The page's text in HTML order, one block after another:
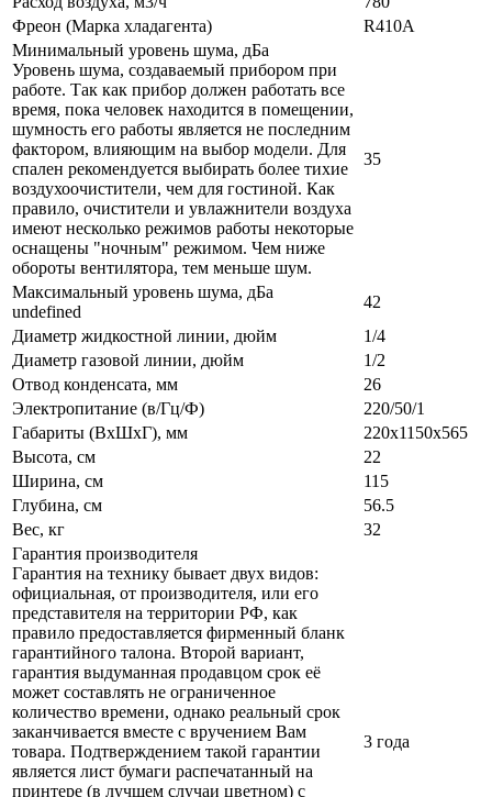
Фреон (Марка хладагента)
R410A
Минимальный уровень шума, дБа
Уровень шума, создаваемый прибором при
работе. Так как прибор должен работать все
время, пока человек находится в помещении,
шумность его работы является не последним
фактором, влияющим на выбор модели. Для
спален рекомендуется выбирать более тихие
воздухоочистители, чем для гостиной. Как
правило, очистители и увлажнители воздуха
имеют несколько режимов работы некоторые
оснащены "ночным" режимом. Чем ниже
обороты вентилятора, тем меньше шум.
35
Максимальный уровень шума, дБа
undefined
42
Диаметр жидкостной линии, дюйм
1/4
Диаметр газовой линии, дюйм
1/2
Отвод конденсата, мм
26
Электропитание (в/Гц/Ф)
220/50/1
Габариты (ВxШxГ), мм
220x1150x565
Высота, см
22
Ширина, см
115
Глубина, см
56.5
Вес, кг
32
Гарантия производителя
Гарантия на технику бывает двух видов:
официальная, от производителя, или его
представителя на территории РФ, как
правило предоставляется фирменный бланк
гарантийного талона. Второй вариант,
гарантия выдуманная продавцом срок её
может составлять не ограниченное
количество времени, однако реальный срок
заканчивается вместе с вручением Вам
товара. Подтверждением такой гарантии
является лист бумаги распечатанный на
принтере (в лучшем случаи цветном) с
3 года